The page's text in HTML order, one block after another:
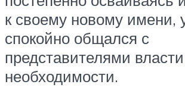
к своему новому имени,
спокойно общался с
представителями
необходимости.